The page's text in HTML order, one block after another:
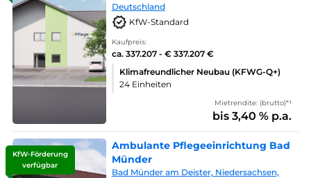
Deutschland
KfW-Standard
Kaufpreis:
ca. 337.207 - € 337.207 €
Klimafreundlicher Neubau (KFWG-Q+)
24 Einheiten
Mietrendite: (brutto)*¹
bis 3,40 % p.a.
KfW-Förderung
verfügbar
Ambulante Pflegeeinrichtung Bad
Münder
Bad Münder am Deister, Niedersachsen,